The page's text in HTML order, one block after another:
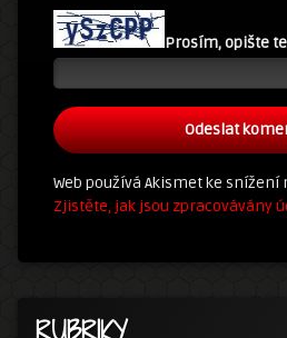
Prosím, opište
Web používá Akismet ke
Zjistěte, jak jsou zpracovávány